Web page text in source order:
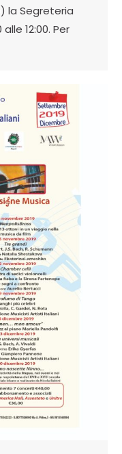
la Segreteria
12:00. Per